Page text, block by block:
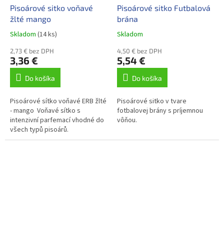
Pisoárové sitko voňavé
žlté mango
Skladom (14 ks)
2,73 € bez DPH
3,36 €
Do košíka
Pisoárové sítko voňavé ERB žlté
- mango Voňavé sítko s
intenzivní parfemací vhodné do
všech typů pisoárů.
Pisoárové sitko Futbalová
brána
Skladom
4,50 € bez DPH
5,54 €
Do košíka
Pisoárové sitko v tvare
fotbalovej brány s príjemnou
vôňou.